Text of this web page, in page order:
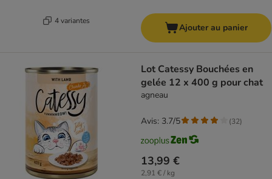
4 variantes
Ajouter au panier
Lot Catessy Bouchées en
gelée 12 x 400 g pour chat
agneau
13,99 €
2,91 € / kg
Avis: 3.7/5 (32)